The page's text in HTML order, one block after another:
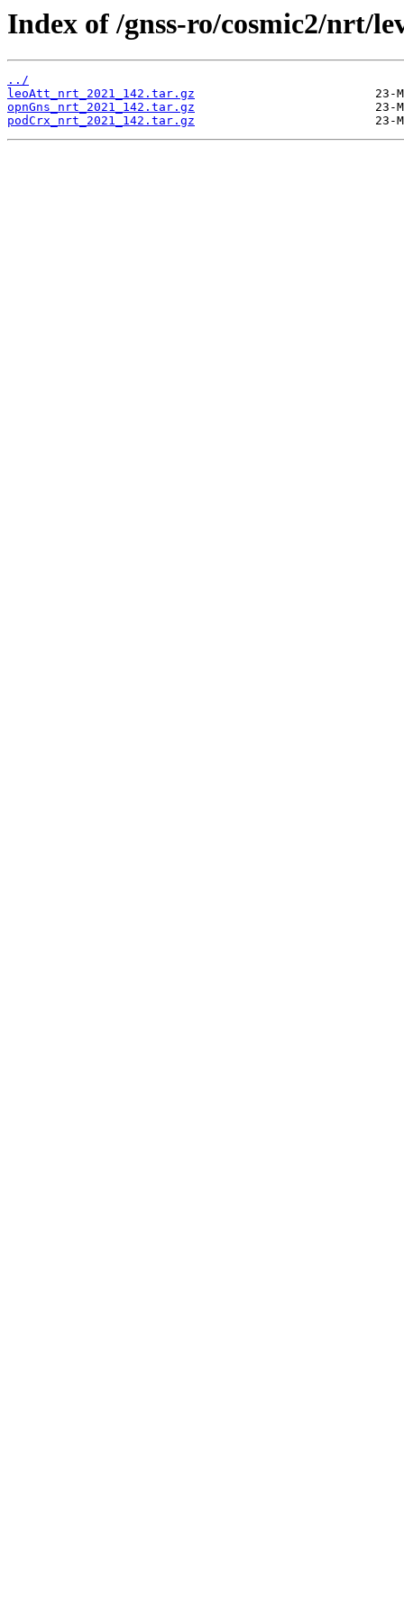
Index of /gnss-ro/cosmic2/nrt/
../
leoAtt_nrt_2021_142.tar.gz
opnGns_nrt_2021_142.tar.gz
podCrx_nrt_2021_142.tar.gz